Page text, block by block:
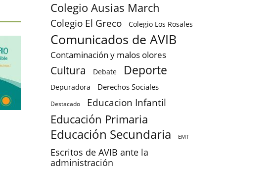
Colegio Ausias March
Colegio El Greco Colegio Los Rosales
Comunicados de AVIB
Contaminación y malos olores
Cultura Debate Deporte
Depuradora Derechos Sociales
Destacado Educacion Infantil
Educación Primaria
Educación Secundaria EMT
Escritos de AVIB ante la
administración